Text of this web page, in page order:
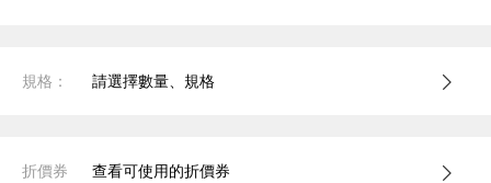
規格： 請選擇數量、規格
折價券 查看可使用的折價券